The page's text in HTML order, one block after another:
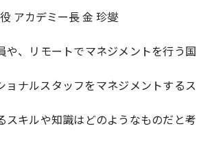
アカデミー⻑ ⾦ 珍燮
、リモートでマネジメントを行う国
ナルスタッフをマネジメントするス
キルや知識はどのようなものだと考